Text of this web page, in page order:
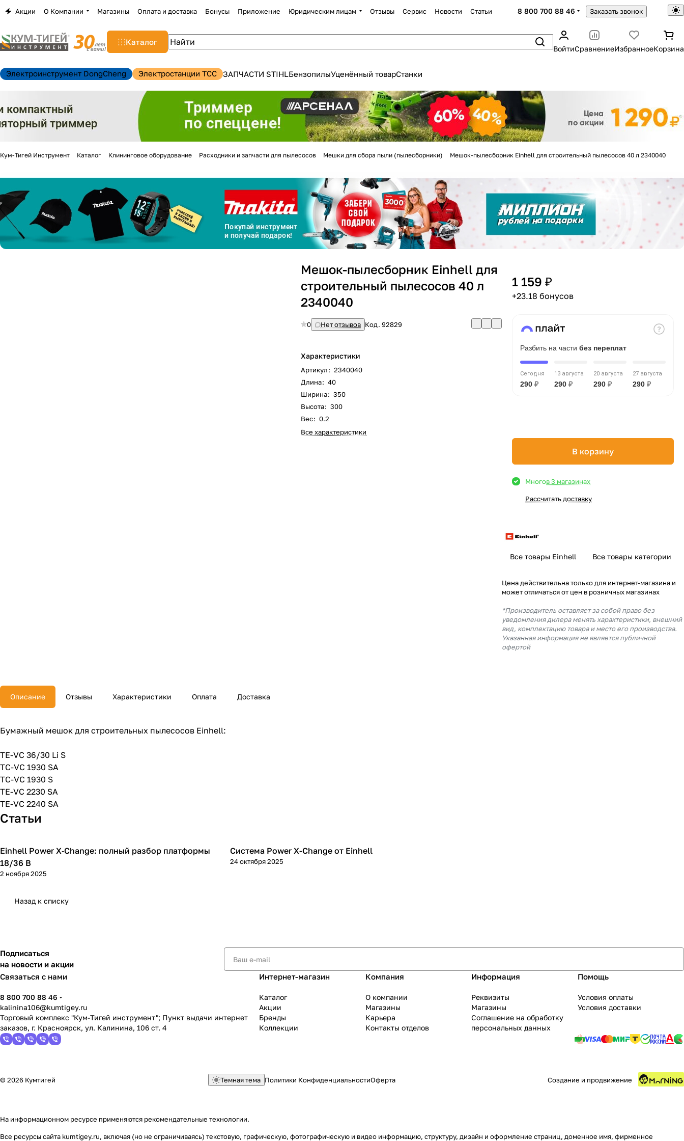
Акции О Компании Магазины Оплата и доставка Бонусы Приложение Юридическим лицам Отзывы Сервис Новости Статьи 8 800 700 88 46 Заказать звонок
Каталог
ВойтиСравнениеИзбранноеКорзина
Электроинструмент DongCheng Электростанции TCC ЗАПЧАСТИ STIHLБензопилыУценённый товарСтанки
Кум-Тигей Инструмент Каталог Клининговое оборудование Расходники и запчасти для пылесосов Мешки для сбора пыли (пылесборники) Мешок-пылесборник Einhell для строительный пылесосов 40 л 2340040
Мешок-пылесборник Einhell для
строительный пылесосов 40 л
2340040
0 Нет отзывов Код.92829
Характеристики
Артикул: 2340040
Длина: 40
Ширина: 350
Высота: 300
Вес: 0.2
Все характеристики
1 159 ₽
+23.18 бонусов
Разбить на части без переплат
Сегодня
290 ₽
13 августа
290 ₽
20 августа
290 ₽
27 августа
290 ₽
В корзину
Многов 3 магазинах
Рассчитать доставку
Все товары Einhell Все товары категории
Цена действительна только для интернет-магазина и
может отличаться от цен в розничных магазинах
*Производитель оставляет за собой право без
уведомления дилера менять характеристики, внешний
вид, комплектацию товара и место его производства.
Указанная информация не является публичной
офертой
Описание Отзывы Характеристики Оплата Доставка
Бумажный мешок для строительных пылесосов Einhell:
TE-VC 36/30 Li S
TC-VC 1930 SA
TC-VC 1930 S
TE-VC 2230 SA
TE-VC 2240 SA
Статьи
Einhell
Einhell Power X‑Change: полный разбор платформы
18/36 В
2 ноября 2025
Советы покупателям
Система Power X-Change от Einhell
24 октября 2025
Назад к списку
Подписаться
на новости и акции
Связаться с нами
8 800 700 88 46
kalinina106@kumtigey.ru
Торговый комплекс "Кум-Тигей инструмент"; Пункт выдачи интернет
заказов, г. Красноярск, ул. Калинина, 106 ст. 4
Интернет-магазин
Каталог
Акции
Бренды
Коллекции
Компания
О компании
Магазины
Карьера
Контакты отделов
Информация
Реквизиты
Магазины
Соглашение на обработку
персональных данных
Помощь
Условия оплаты
Условия доставки
© 2026 Кумтигей Темная тема Политики КонфиденциальностиОферта Создание и продвижение
На информационном ресурсе применяются рекомендательные технологии.
Все ресурсы сайта kumtigey.ru, включая (но не ограничиваясь) текстовую, графическую, фотографическую и видео информацию, структуру, дизайн и оформление страниц, доменное имя, фирменное
Для клиентов всех банков
на частибез переплат
График платежей
Добавляйте товарыв корзину
Оплачивайте сегодня только
% картой любого банка
Получайте товарвыбранный способом